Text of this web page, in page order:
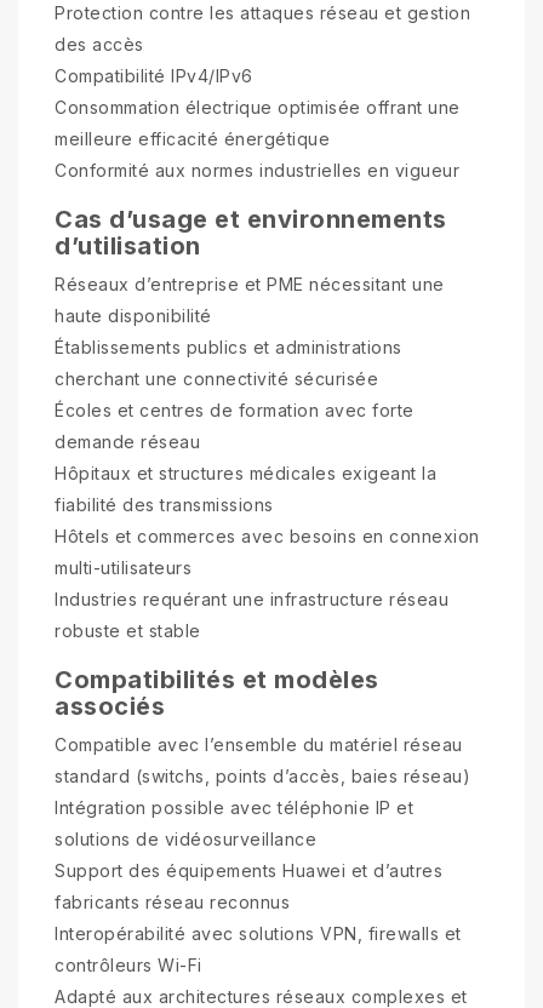
Protection contre les attaques réseau et gestion
des accès
Compatibilité IPv4/IPv6
Consommation électrique optimisée offrant une
meilleure efficacité énergétique
Conformité aux normes industrielles en vigueur
Cas d’usage et environnements
d’utilisation
Réseaux d’entreprise et PME nécessitant une
haute disponibilité
Établissements publics et administrations
cherchant une connectivité sécurisée
Écoles et centres de formation avec forte
demande réseau
Hôpitaux et structures médicales exigeant la
fiabilité des transmissions
Hôtels et commerces avec besoins en connexion
multi-utilisateurs
Industries requérant une infrastructure réseau
robuste et stable
Compatibilités et modèles
associés
Compatible avec l’ensemble du matériel réseau
standard (switchs, points d’accès, baies réseau)
Intégration possible avec téléphonie IP et
solutions de vidéosurveillance
Support des équipements Huawei et d’autres
fabricants réseau reconnus
Interopérabilité avec solutions VPN, firewalls et
contrôleurs Wi-Fi
Adapté aux architectures réseaux complexes et